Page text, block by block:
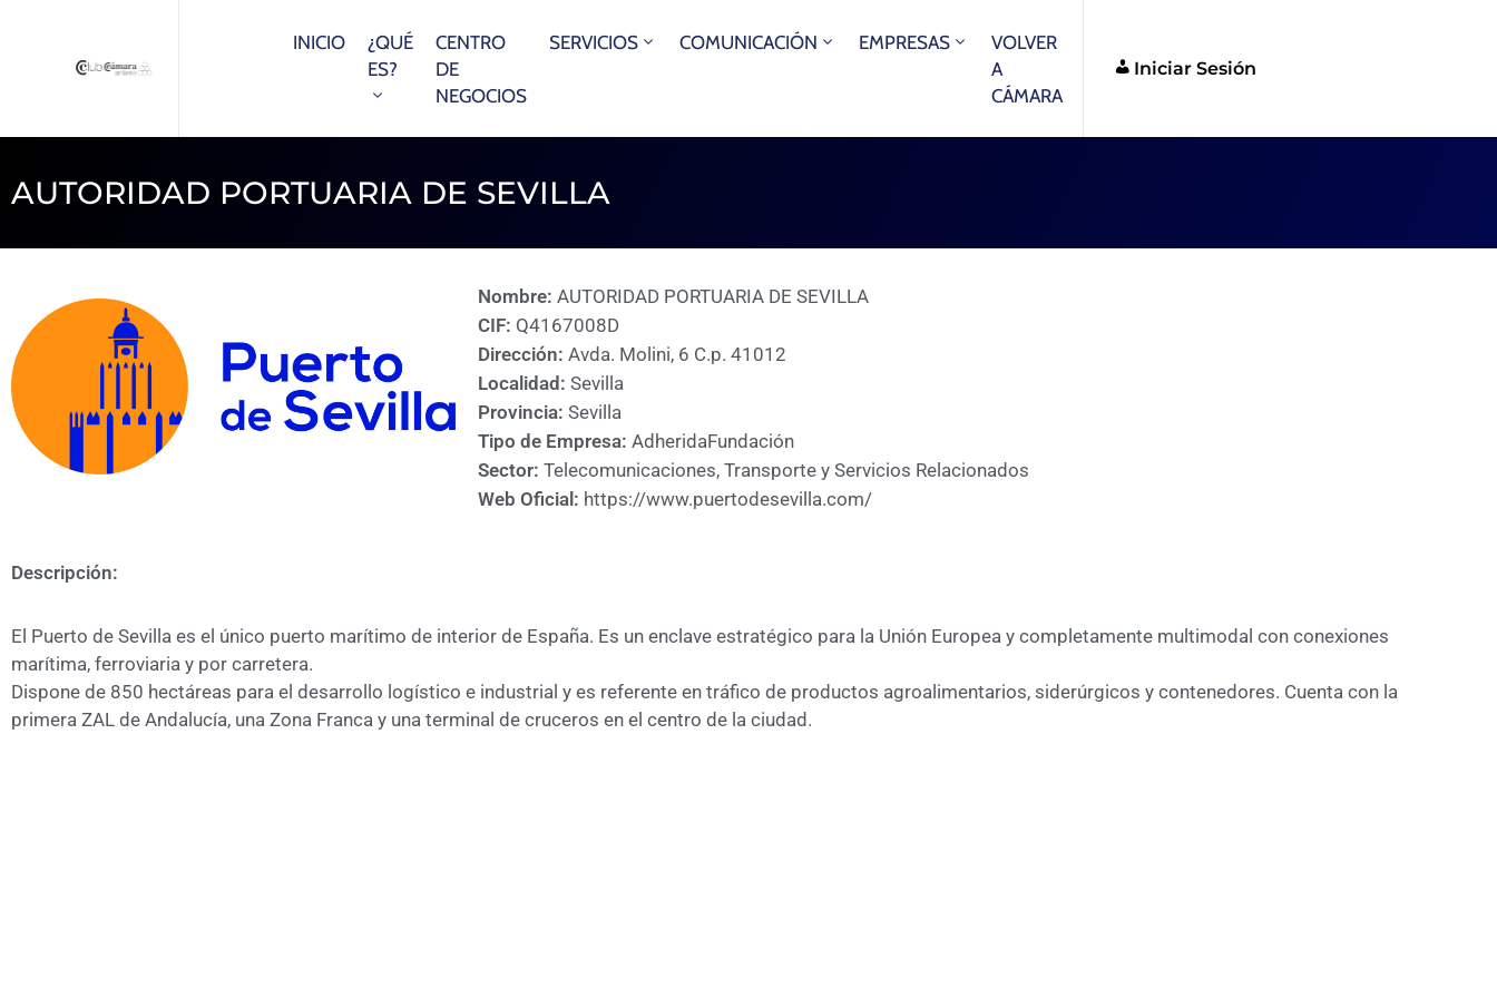
INICIO
¿QUÉ
ES?
CENTRO
DE
NEGOCIOS
SERVICIOS COMUNICACIÓN EMPRESAS
VOLVER
A
CÁMARA
Iniciar Sesión
AUTORIDAD PORTUARIA DE SEVILLA
Nombre: AUTORIDAD PORTUARIA DE SEVILLA
CIF: Q4167008D
Dirección: Avda. Molini, 6 C.p. 41012
Localidad: Sevilla
Provincia: Sevilla
Tipo de Empresa: AdheridaFundación
Sector: Telecomunicaciones, Transporte y Servicios Relacionados
Web Oficial: https://www.puertodesevilla.com/
Descripción:
El Puerto de Sevilla es el único puerto marítimo de interior de España. Es un enclave estratégico para la Unión Europea y completamente multimodal con conexiones
marítima, ferroviaria y por carretera.
Dispone de 850 hectáreas para el desarrollo logístico e industrial y es referente en tráfico de productos agroalimentarios, siderúrgicos y contenedores. Cuenta con la
primera ZAL de Andalucía, una Zona Franca y una terminal de cruceros en el centro de la ciudad.